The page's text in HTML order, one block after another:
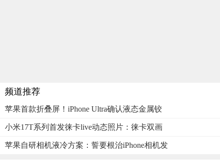
频道推荐
苹果首款折叠屏！iPhone Ultra确认液态金属铰
小米17T系列首发徕卡live动态照片：徕卡双画
苹果自研相机液冷方案：誓要根治iPhone相机发